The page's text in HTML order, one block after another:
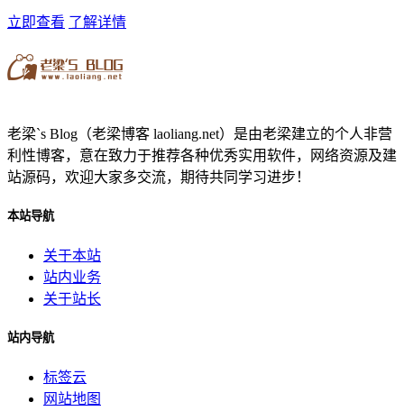
立即查看 了解详情
老梁`s Blog（老梁博客 laoliang.net）是由老梁建立的个人非营
利性博客，意在致力于推荐各种优秀实用软件，网络资源及建
站源码，欢迎大家多交流，期待共同学习进步！
本站导航
关于本站
站内业务
关于站长
站内导航
标签云
网站地图